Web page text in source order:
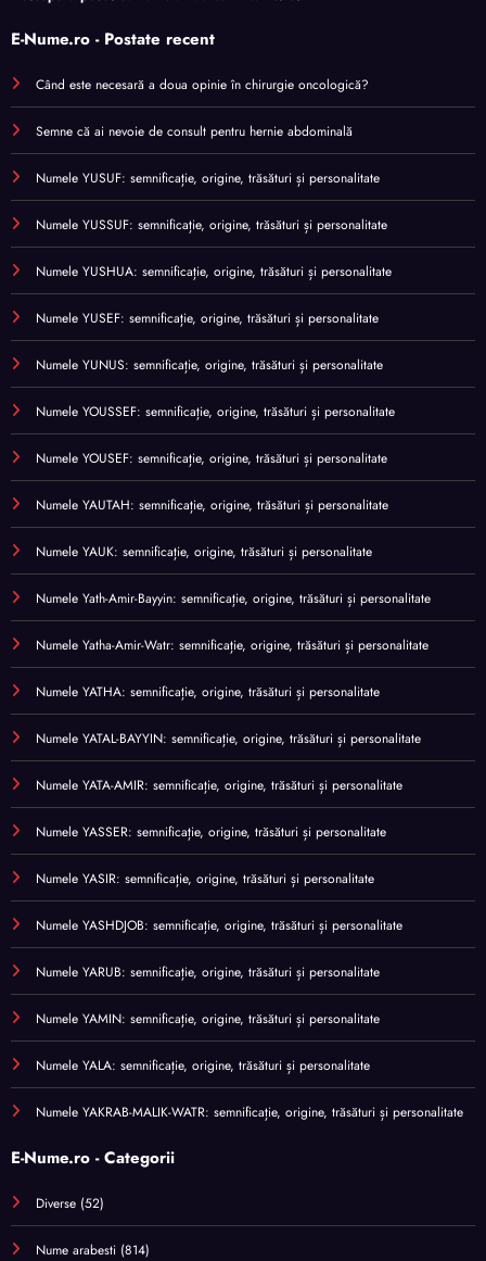
E-Nume.ro - Postate recent
Când este necesară a doua opinie în chirurgie oncologică?
Semne că ai nevoie de consult pentru hernie abdominală
Numele YUSUF: semnificație, origine, trăsături și personalitate
Numele YUSSUF: semnificație, origine, trăsături și personalitate
Numele YUSHUA: semnificație, origine, trăsături și personalitate
Numele YUSEF: semnificație, origine, trăsături și personalitate
Numele YUNUS: semnificație, origine, trăsături și personalitate
Numele YOUSSEF: semnificație, origine, trăsături și personalitate
Numele YOUSEF: semnificație, origine, trăsături și personalitate
Numele YAUTAH: semnificație, origine, trăsături și personalitate
Numele YAUK: semnificație, origine, trăsături și personalitate
Numele Yath-Amir-Bayyin: semnificație, origine, trăsături și personalitate
Numele Yatha-Amir-Watr: semnificație, origine, trăsături și personalitate
Numele YATHA: semnificație, origine, trăsături și personalitate
Numele YATAL-BAYYIN: semnificație, origine, trăsături și personalitate
Numele YATA-AMIR: semnificație, origine, trăsături și personalitate
Numele YASSER: semnificație, origine, trăsături și personalitate
Numele YASIR: semnificație, origine, trăsături și personalitate
Numele YASHDJOB: semnificație, origine, trăsături și personalitate
Numele YARUB: semnificație, origine, trăsături și personalitate
Numele YAMIN: semnificație, origine, trăsături și personalitate
Numele YALA: semnificație, origine, trăsături și personalitate
Numele YAKRAB-MALIK-WATR: semnificație, origine, trăsături și personalitate
E-Nume.ro - Categorii
Diverse (52)
Nume arabesti (814)